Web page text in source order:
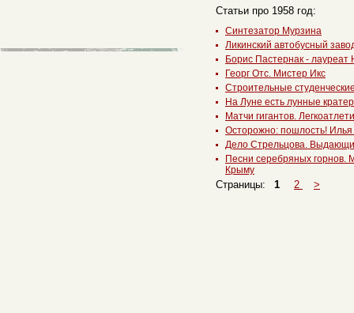
Статьи про 1958 год:
Синтезатор Мурзина
Ликинский автобусный
Борис Пастернак -
Георг Отс. Мистер Икс
Строительные
На Луне есть лунные
Матчи гигантов.
Осторожно: пошлость!
Дело Стрельцова.
Песни серебряных горнов.
Крыму
Страницы:
1 2 >